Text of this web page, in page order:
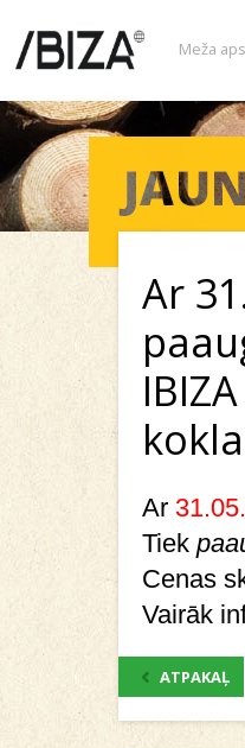
Meža
Ar
Ar
Tiek
Cenas
Vairāk
ATPAKAĻ